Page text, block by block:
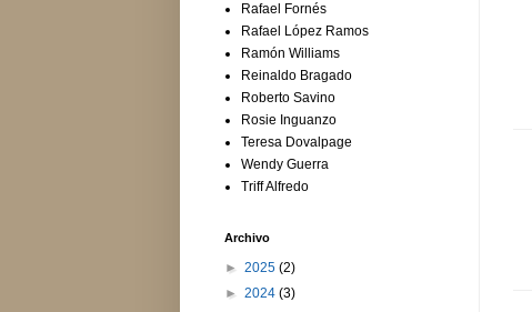
Rafael Fornés
Rafael López Ramos
Ramón Williams
Reinaldo Bragado
Roberto Savino
Rosie Inguanzo
Teresa Dovalpage
Wendy Guerra
Triff Alfredo
Archivo
► 2025 (2)
► 2024 (3)